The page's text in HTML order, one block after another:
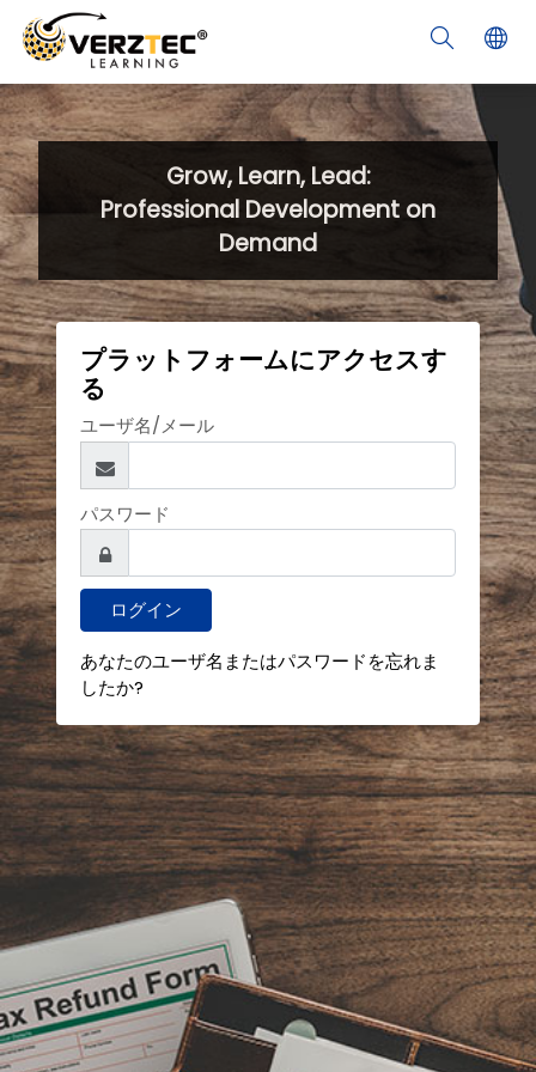
メインコンテンツへスキップする
Grow, Learn, Lead:
Professional Development on
Demand
プラットフォームにアクセスす
る
ユーザ名/メール
パスワード
あなたのユーザ名またはパスワードを忘れま
したか?